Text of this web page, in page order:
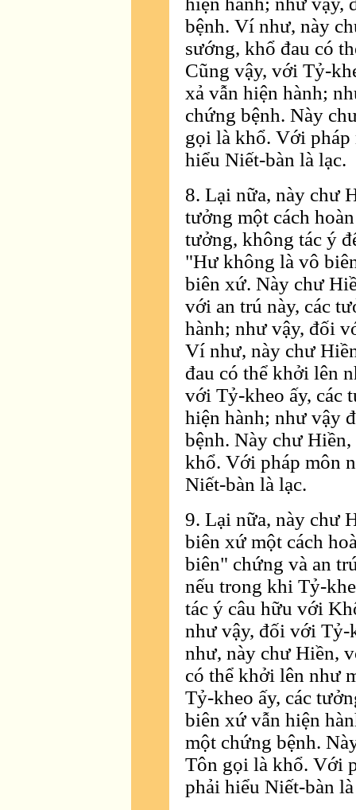
bệnh. Ví như, này
sướng, khổ đau có
Cũng vậy, với Tỷ-
xả vẫn hiện hành;
chứng bệnh. Này
gọi là khổ. Với pháp
hiểu Niết-bàn là lạc.
8. Lại nữa, này chư
tưởng một cách
tưởng, không tác ý
"Hư không là vô
biên xứ. Này chư
với an trú này, các
hành; như vậy, đối
Ví như, này chư
đau có thể khởi lên
với Tỷ-kheo ấy, các
hiện hành; như vậy
bệnh. Này chư
khổ. Với pháp môn
Niết-bàn là lạc.
9. Lại nữa, này chư
biên xứ một cách
biên" chứng và an
nếu trong khi Tỷ-
tác ý câu hữu với
như vậy, đối với Tỷ-
như, này chư Hiền,
có thể khởi lên như
Tỷ-kheo ấy, các
biên xứ vẫn hiện
một chứng bệnh.
Tôn gọi là khổ. Với
phải hiểu Niết-bàn